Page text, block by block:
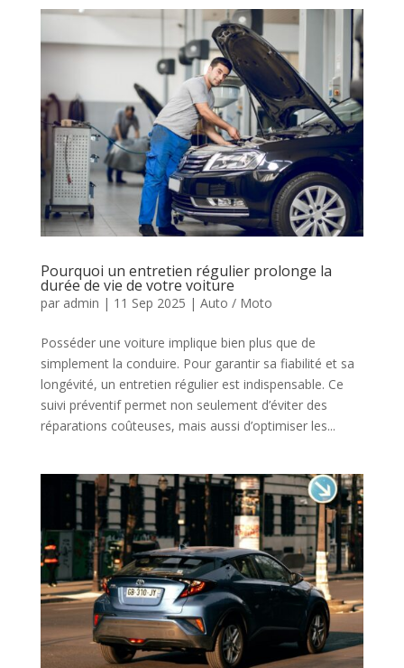
Pourquoi un entretien régulier prolonge la
durée de vie de votre voiture
par admin | 11 Sep 2025 | Auto / Moto
Posséder une voiture implique bien plus que de
simplement la conduire. Pour garantir sa fiabilité et sa
longévité, un entretien régulier est indispensable. Ce
suivi préventif permet non seulement d’éviter des
réparations coûteuses, mais aussi d’optimiser les...